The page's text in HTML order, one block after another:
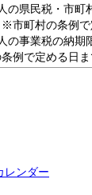
の県民税・市町
市町村の条例で
の事業税の納
例で定める日
レンダー